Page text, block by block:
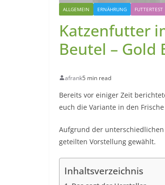
ALLGEMEIN ERNÄHRUNG FUTTERTEST
Katzenfutter
Beutel – Gold
afrank5 min read
Bereits vor einiger Zeit
euch die Variante in den
Aufgrund der
geteilten Vorstellung gewählt.
Inhaltsverzeichnis